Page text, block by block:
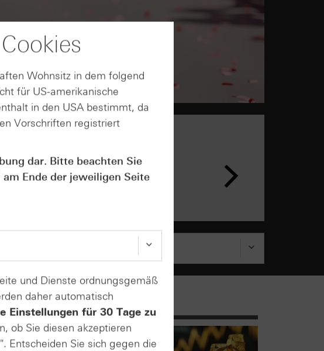
Kosten &
- Webinar
Wohnsitz in dem folgend
für US-amerikanische
in den USA bestimmt, da
Vorschriften registriert
dar. Bitte beachten Sie
am Ende der jeweiligen Seite
und Dienste ordnungsgemäß
daher automatisch
Einstellungen für 30 Tage zu
ob Sie diesen akzeptieren
Entscheiden Sie sich gegen die